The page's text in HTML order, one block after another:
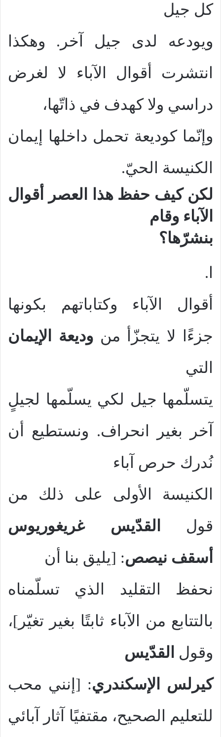
كل جيل
ويودعه لدى جيل آخر. وهكذا
انتشرت أقوال الآباء لا لغرض
دراسي ولا كهدف في ذاتّها،
وإنّما كوديعة تحمل داخلها إيمان
الكنيسة الحيّ.
لكن كيف حفظ هذا العصر أقوال
الآباء وقام
بنشرّها؟
ا.
أقوال الآباء وكتاباتهم بكونها
جزءًا لا يتجزّأ منوديعة الإيمان
التي
يتسلّمها جيل لكي يسلّمها لجيلٍ
آخر بغير انحراف. ونستطيع أن
نُدرك حرص آباء
الكنيسة الأولى على ذلك من
قول
القدّيس غريغوريوس
أسقف نيصص: [يليق بنا أن
نحفظ التقليد الذي تسلّمناه
بالتتابع من الآباء ثابتًا بغير تغيّر]،
وقول القدّيس
كيرلس الإسكندري: [إنني محب
للتعليم الصحيح، مقتفيًا آثار آبائي